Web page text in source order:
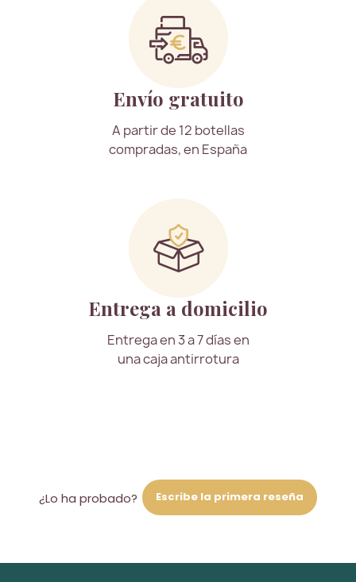
Envío gratuito
A partir de 12 botellas
compradas, en España
Entrega a domicilio
Entrega en 3 a 7 días en
una caja antirrotura
¿Lo ha probado? Escribe la primera reseña